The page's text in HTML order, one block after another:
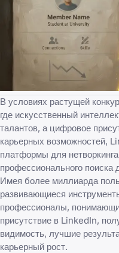
В условиях растущей
где искусственный
талантов, а цифровое
карьерных возможностей,
платформы для
профессионального поиска
Имея более миллиарда
развивающиеся
профессионалы,
присутствие в LinkedIn,
видимость, лучшие
карьерный рост.